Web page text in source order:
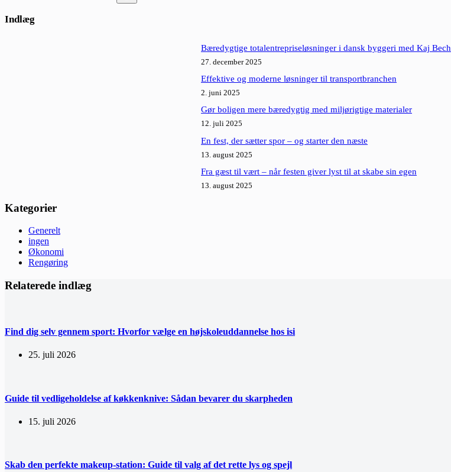
resultater
Indlæg
Bæredygtige totalentrepriseløsninger i dansk byggeri med Kaj Bech
27. december 2025
Effektive og moderne løsninger til transportbranchen
2. juni 2025
Gør boligen mere bæredygtig med miljørigtige materialer
12. juli 2025
En fest, der sætter spor – og starter den næste
13. august 2025
Fra gæst til vært – når festen giver lyst til at skabe sin egen
13. august 2025
Kategorier
Generelt
ingen
Økonomi
Rengøring
Relaterede indlæg
Find dig selv gennem sport: Hvorfor vælge en højskoleuddannelse hos isi
25. juli 2026
Guide til vedligeholdelse af køkkenknive: Sådan bevarer du skarpheden
15. juli 2026
Skab den perfekte makeup-station: Guide til valg af det rette lys og spejl